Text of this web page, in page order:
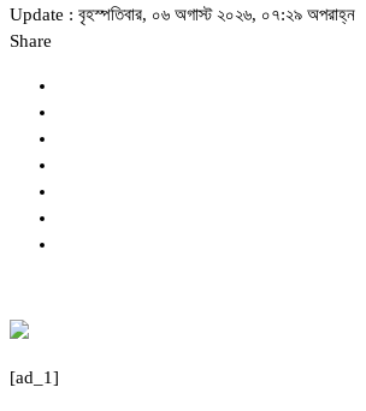
Update : বৃহস্পতিবার, ০৬ অগাস্ট ২০২৬, ০৭:২৯ অপরাহ্ন
Share
[ad_1]